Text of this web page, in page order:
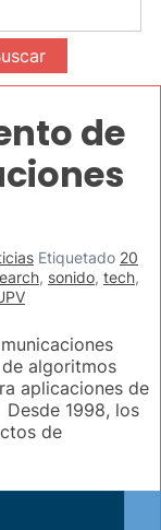
de
Etiquetado 20
, sonido, tech,
algoritmos
aplicaciones de
1998, los
de